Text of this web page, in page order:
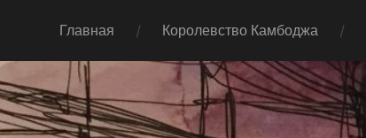
Главная Королевство Камбоджа